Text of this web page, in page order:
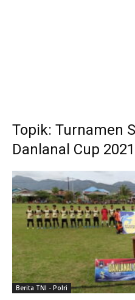
Topik: Turnamen
Danlanal Cup 2021
Berita TNI - Polri